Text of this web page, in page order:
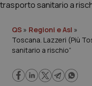
Governo e
Regioni e Asl
QS » Regioni e Asl »
Toscana. Lazzeri (Più
sanitario a rischio”